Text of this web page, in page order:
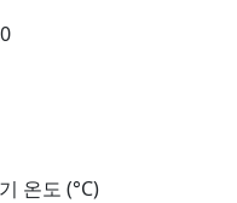
온도 (°C)